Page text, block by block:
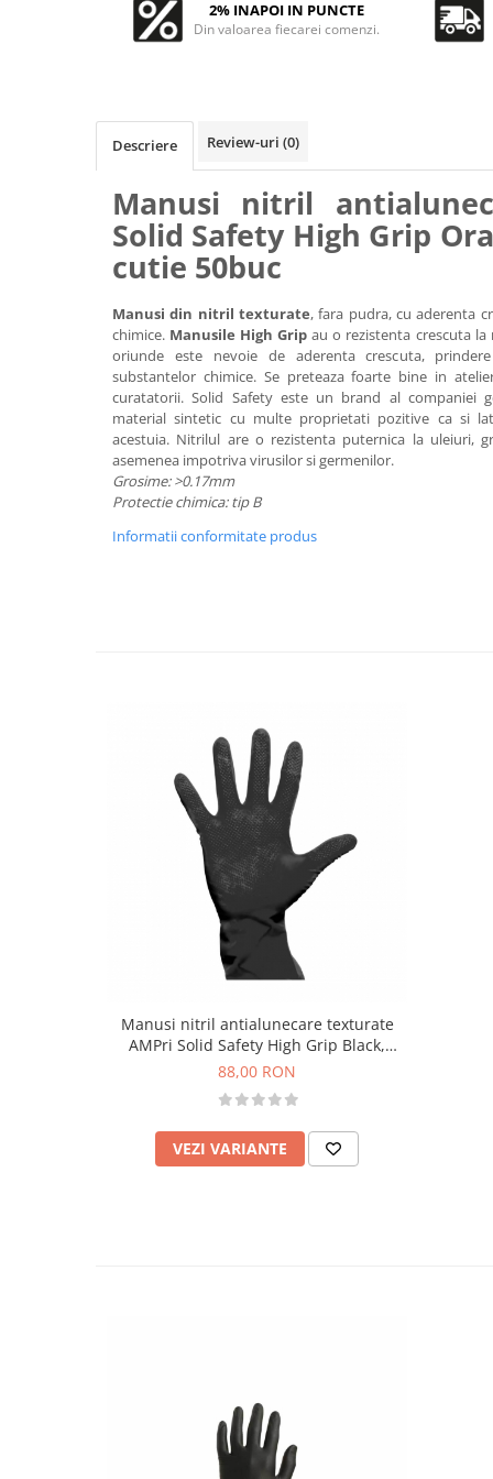
DETAILING RAPID EXTERIOR
ACCESORII EXTERIOR
CONSUMABILE AUTO
2% INAPOI IN PUNCTE
Din valoarea fiecarei comenzi.
Descriere Review-uri (0)
Manusi nitril
Solid Safety High Grip
cutie 50buc
Manusi din nitril texturate, fara pudra, cu aderenta
chimice. Manusile High Grip au o rezistenta crescuta
oriunde este nevoie de aderenta crescuta,
substantelor chimice. Se preteaza foarte bine in
curatatorii. Solid Safety este un brand al companiei
material sintetic cu multe proprietati pozitive ca si
acestuia. Nitrilul are o rezistenta puternica la uleiuri,
asemenea impotriva virusilor si germenilor.
Grosime: >0.17mm
Protectie chimica: tip B
Informatii conformitate produs
Manusi nitril antialunecare texturate
AMPri Solid Safety High Grip Black,
negre, cutie 100buc
88,00 RON
VEZI VARIANTE